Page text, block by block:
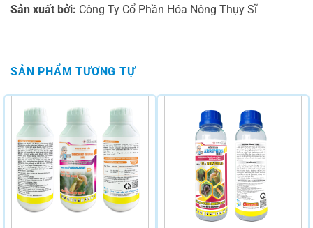
Sản xuất bởi: Công Ty Cổ Phần Hóa Nông Thụy Sĩ
SẢN PHẨM TƯƠNG TỰ